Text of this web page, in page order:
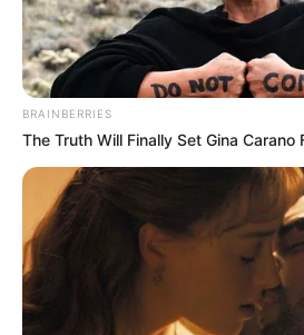
BRAINBERRIES
The Truth Will Finally Set Gina Carano